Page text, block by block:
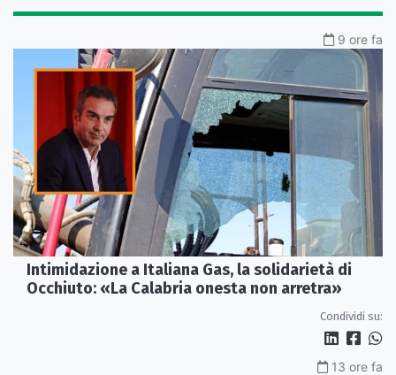
9 ore fa
Intimidazione a Italiana Gas, la solidarietà di
Occhiuto: «La Calabria onesta non arretra»
Condividi su:
13 ore fa